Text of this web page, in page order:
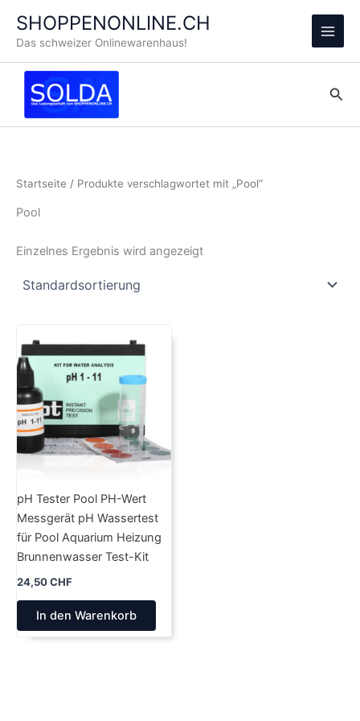
Inhalt
springen
SHOPPENONLINE.CH
Das schweizer Onlinewarenhaus!
Main
Startseite / Produkte verschlagwortet mit „Pool“
Pool
Einzelnes Ergebnis wird angezeigt
pH Tester Pool PH-Wert
Messgerät pH Wassertest
für Pool Aquarium Heizung
Brunnenwasser Test-Kit
24,50CHF
In den Warenkorb